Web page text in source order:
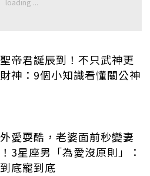
帝君誕辰到！不只武神更
神：9個小知識看懂關公神
愛耍酷，老婆面前秒變妻
3星座男「為愛沒原則」：
底寵到底